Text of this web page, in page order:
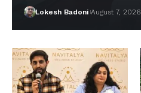
Lokesh Badoni August 7, 2026